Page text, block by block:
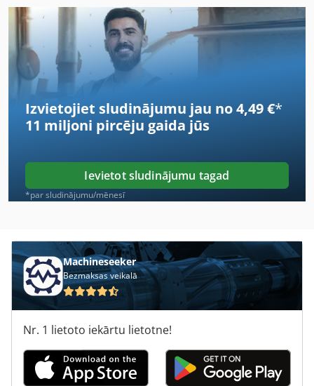
Izvietojiet sludinājumu jau no 4,49 €*
11 miljoni pircēju gaida jūs
Ievietot sludinājumu tagad
*par sludinājumu/mēnesī
Machineseeker
Bezmaksas veikalā
Nr. 1 lietoto iekārtu lietotne!